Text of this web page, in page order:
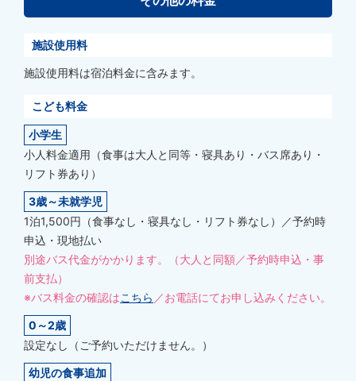
施設使用料
施設使用料は宿泊料金に含みます。
こども料金
小学生
小人料金適用（食事は大人と同等・寝具あり・バス席あり・
リフト券あり）
3歳～未就学児
1泊1,500円（食事なし・寝具なし・リフト券なし）／予約時
申込・現地払い
別途バス代金がかかります。（大人と同額／予約時申込・事
前支払）
※バス料金の確認はこちら ／お電話にてお申し込みください。
0～2歳
設定なし（ご予約いただけません。）
幼児の食事追加